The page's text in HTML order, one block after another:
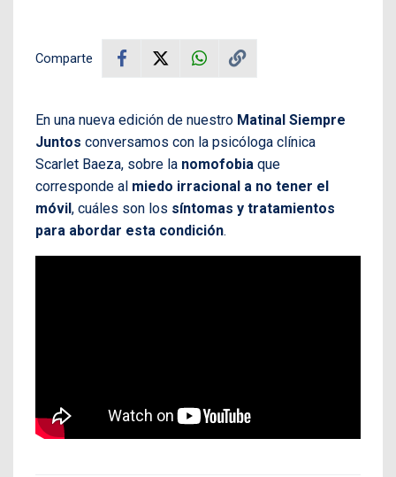
Comparte
En una nueva edición de nuestro Matinal Siempre
Juntos conversamos con la psicóloga clínica
Scarlet Baeza, sobre la nomofobia que
corresponde al miedo irracional a no tener el
móvil, cuáles son los síntomas y tratamientos
para abordar esta condición.